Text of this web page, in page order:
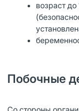
возраст
Побочные